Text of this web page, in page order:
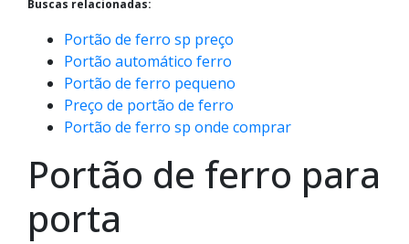
Buscas relacionadas:
Portão de ferro sp preço
Portão automático ferro
Portão de ferro pequeno
Preço de portão de ferro
Portão de ferro sp onde comprar
Portão de ferro para
porta